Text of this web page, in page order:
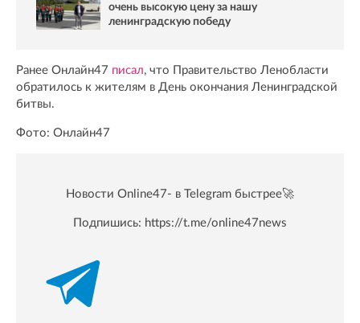
очень высокую цену за нашу
ленинградскую победу
Ранее Онлайн47 писал, что Правительство Ленобласти
обратилось к жителям в День окончания Ленинградской
битвы.
Фото: Онлайн47
Новости Online47- в Telegram быстрее🚀
Подпишись: https://t.me/online47news